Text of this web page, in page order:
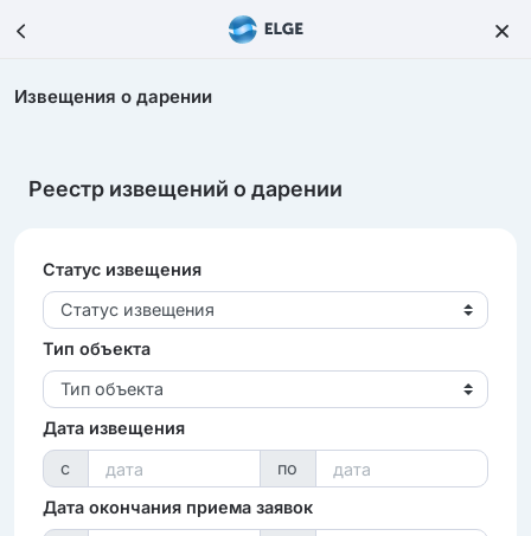
Извещения о дарении
Реестр извещений о дарении
Статус извещения
Статус извещения
Тип объекта
Тип объекта
Дата извещения
с
по
Дата окончания приема заявок